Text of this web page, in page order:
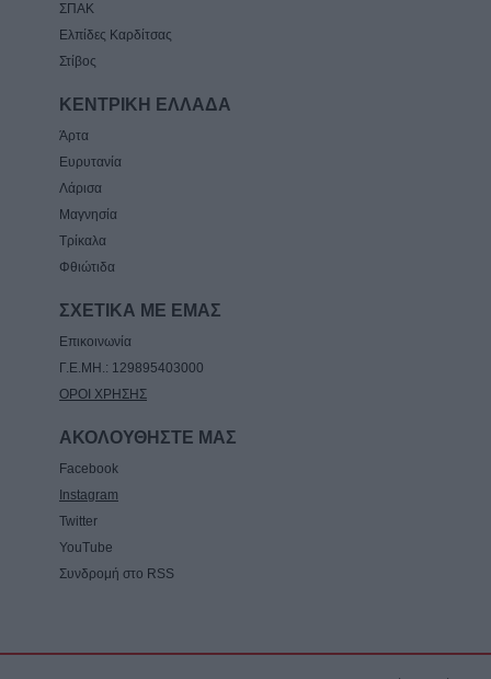
ΣΠΑΚ
Ελπίδες Καρδίτσας
Στίβος
ΚΕΝΤΡΙΚΗ ΕΛΛΑΔΑ
Άρτα
Ευρυτανία
Λάρισα
Μαγνησία
Τρίκαλα
Φθιώτιδα
ΣΧΕΤΙΚΑ ΜΕ ΕΜΑΣ
Επικοινωνία
Γ.Ε.ΜΗ.: 129895403000
ΟΡΟΙ ΧΡΗΣΗΣ
ΑΚΟΛΟΥΘΗΣΤΕ ΜΑΣ
Facebook
Instagram
Twitter
YouTube
Συνδρομή στο RSS